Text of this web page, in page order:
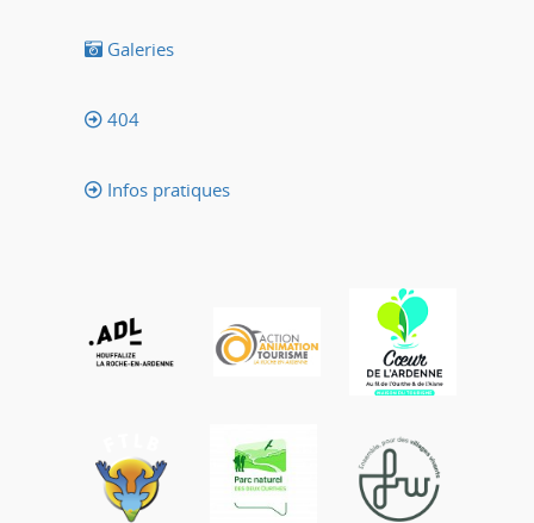
Galeries
404
Infos pratiques